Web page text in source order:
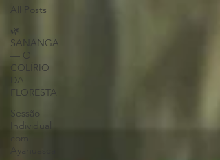
All Posts
🌿
SANANGA
— O
COLÍRIO
DA
FLORESTA
Sessão
Individual
Ayahuasca